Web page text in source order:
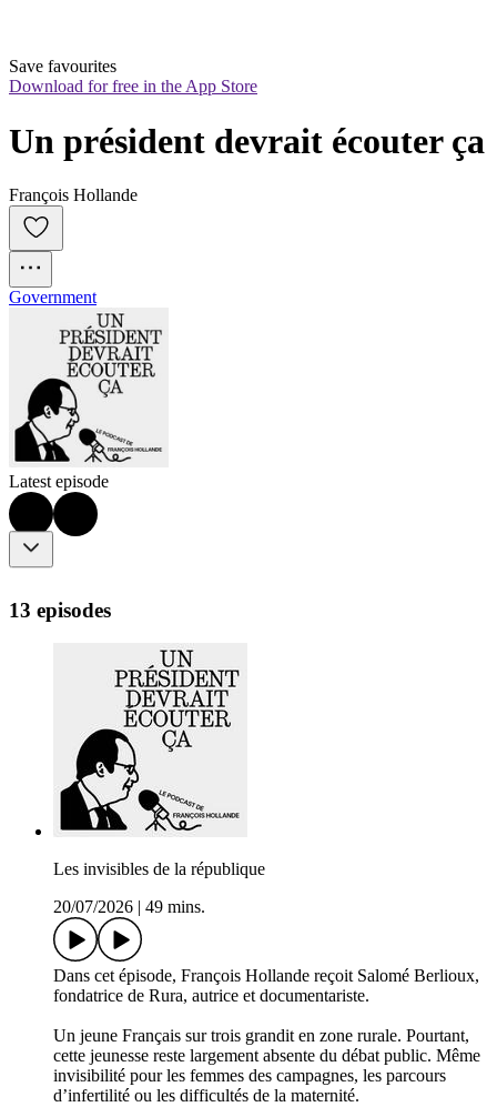
Save favourites
Download for free in the App Store
Un président devrait écouter ça
François Hollande
Government
Latest episode
13 episodes
Les invisibles de la république
20/07/2026
49 mins.
Dans cet épisode, François Hollande reçoit Salomé Berlioux,
fondatrice de Rura, autrice et documentariste.
Un jeune Français sur trois grandit en zone rurale. Pourtant,
cette jeunesse reste largement absente du débat public. Même
invisibilité pour les femmes des campagnes, les parcours
d’infertilité ou les difficultés de la maternité.